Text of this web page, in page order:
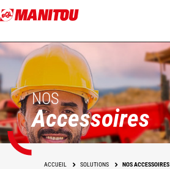
Aller
au
principal
NOS
Accessoires
ACCUEIL SOLUTIONS NOS ACCESSOIRES